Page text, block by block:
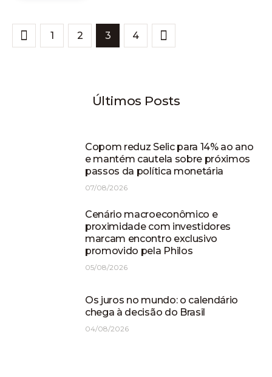
1 2 3 4
>
Últimos Posts
Copom reduz Selic para 14% ao ano
e mantém cautela sobre próximos
passos da política monetária
07/08/2026
Cenário macroeconômico e
proximidade com investidores
marcam encontro exclusivo
promovido pela Philos
05/08/2026
Os juros no mundo: o calendário
chega à decisão do Brasil
04/08/2026